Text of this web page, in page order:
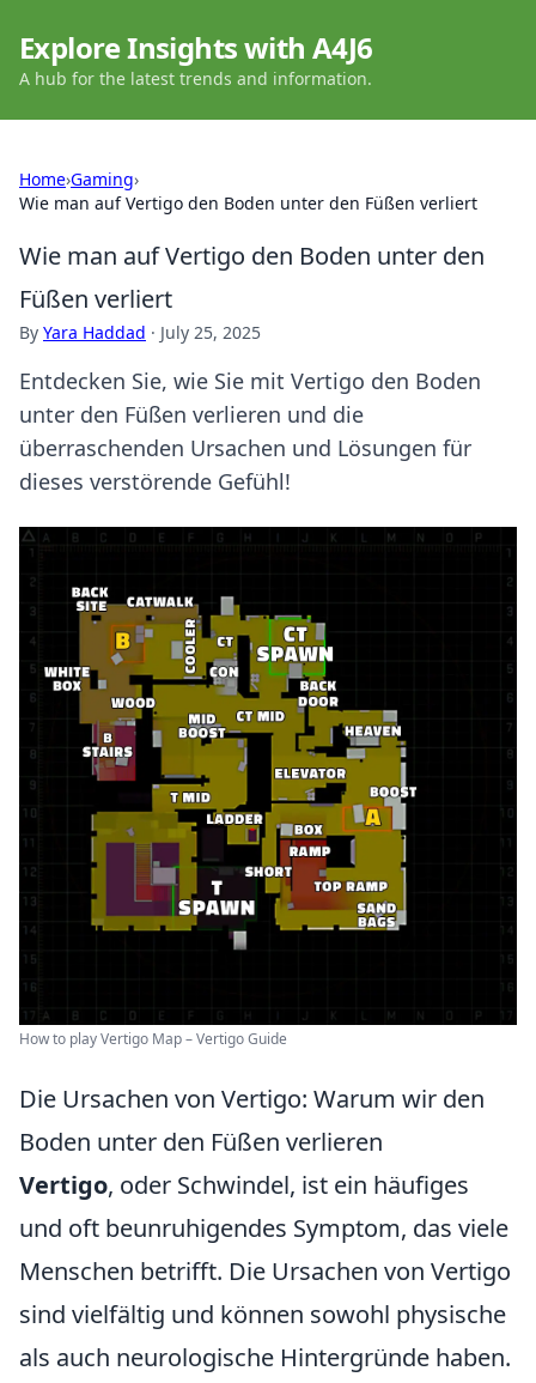
Explore Insights with A4J6
A hub for the latest trends and information.
Home›Gaming›
Wie man auf Vertigo den Boden unter den Füßen verliert
Wie man auf Vertigo den Boden unter den
Füßen verliert
By Yara Haddad · July 25, 2025
Entdecken Sie, wie Sie mit Vertigo den Boden
unter den Füßen verlieren und die
überraschenden Ursachen und Lösungen für
dieses verstörende Gefühl!
How to play Vertigo Map – Vertigo Guide
Die Ursachen von Vertigo: Warum wir den
Boden unter den Füßen verlieren
Vertigo, oder Schwindel, ist ein häufiges
und oft beunruhigendes Symptom, das viele
Menschen betrifft. Die Ursachen von Vertigo
sind vielfältig und können sowohl physische
als auch neurologische Hintergründe haben.